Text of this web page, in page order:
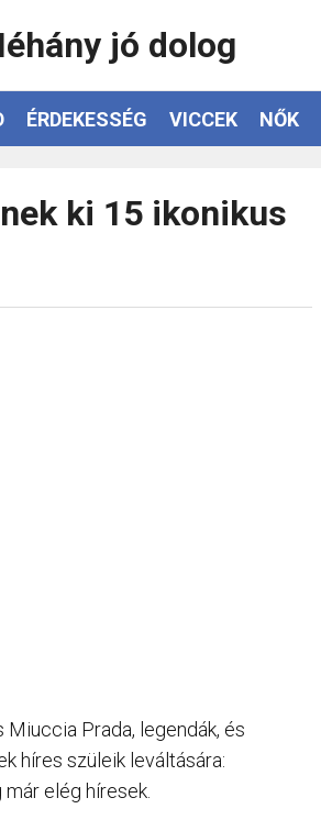
jó dolog
ÉRDEKESSÉG VICCEK NŐK
ki 15 ikonikus
Prada, legendák, és
híres szüleik leváltására:
elég híresek.